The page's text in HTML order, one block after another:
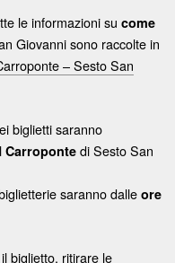
le informazioni sucome
Giovanni sono raccolte in
– Sesto San
biglietti saranno
Carroponte di Sesto San
saranno dalle ore
biglietto, ritirare le